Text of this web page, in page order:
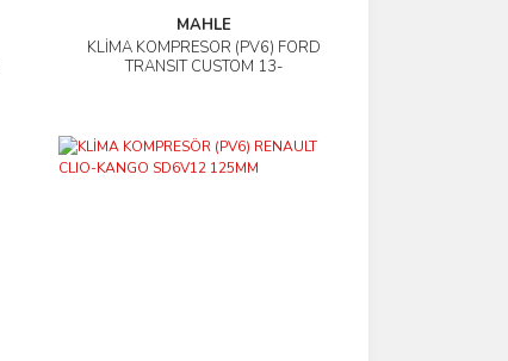
MAHLE
KLİMA KOMPRESÖR (PV6) FORD
TRANSIT CUSTOM 13-
İncele